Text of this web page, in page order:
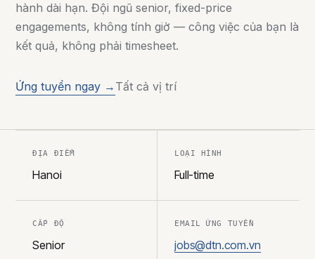
hành dài hạn. Đội ngũ senior, fixed-price
engagements, không tính giờ — công việc của bạn là
kết quả, không phải timesheet.
Ứng tuyển ngay → Tất cả vị trí
ĐỊA ĐIỂM
Hanoi
LOẠI HÌNH
Full-time
CẤP ĐỘ
Senior
EMAIL ỨNG TUYỂN
jobs@dtn.com.vn